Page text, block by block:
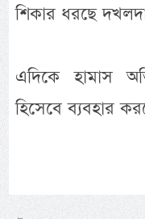
শিকার ধরছে
এদিকে হামাস
হিসেবে ব্যবহার